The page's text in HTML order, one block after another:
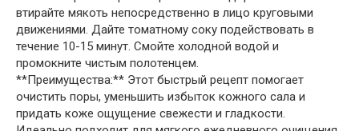
втирайте мякоть непосредственно в лицо круговыми
движениями. Дайте томатному соку подействовать в
течение 10-15 минут. Смойте холодной водой и
промокните чистым полотенцем.
**Преимущества:** Этот быстрый рецепт помогает
очистить поры, уменьшить избыток кожного сала и
придать коже ощущение свежести и гладкости.